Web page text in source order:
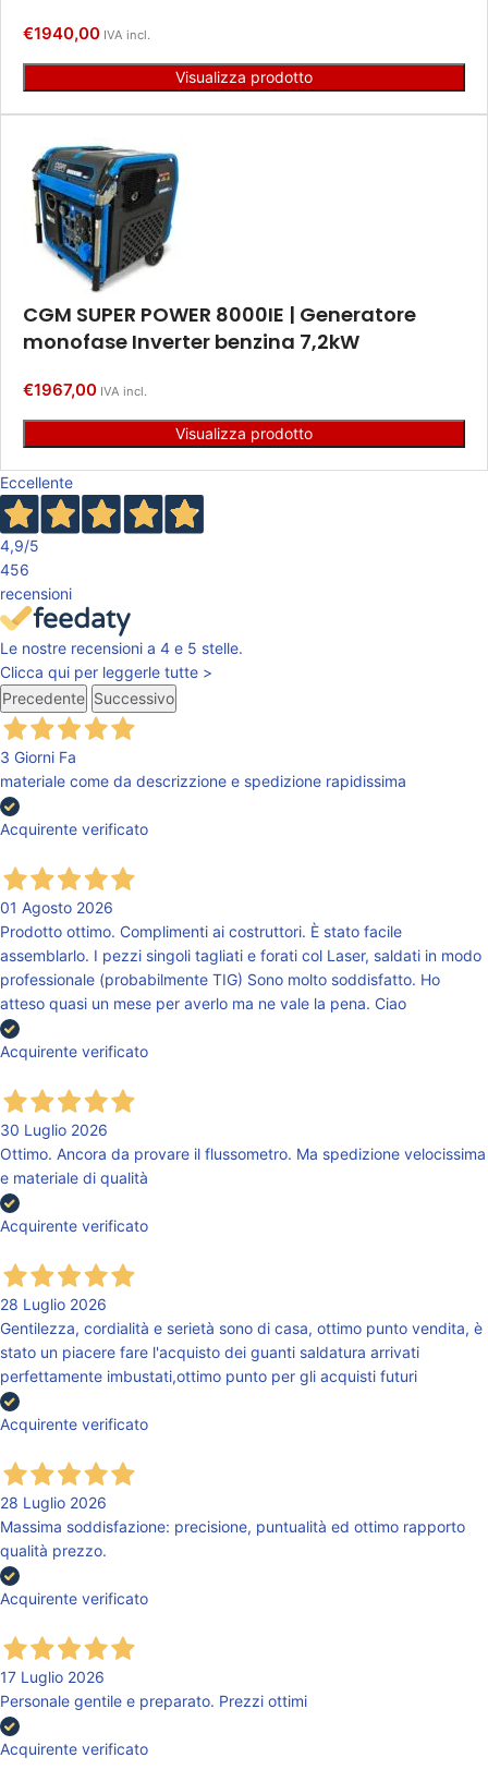
€1940,00 IVA incl.
Visualizza prodotto
CGM SUPER POWER 8000IE | Generatore
monofase Inverter benzina 7,2kW
€1967,00 IVA incl.
Visualizza prodotto
Eccellente
4,9/5
456
recensioni
Le nostre recensioni a 4 e 5 stelle.
Clicca qui per leggerle tutte >
Precedente Successivo
3 Giorni Fa
materiale come da descrizzione e spedizione rapidissima
Acquirente verificato
01 Agosto 2026
Prodotto ottimo. Complimenti ai costruttori. È stato facile
assemblarlo. I pezzi singoli tagliati e forati col Laser, saldati in modo
professionale (probabilmente TIG) Sono molto soddisfatto. Ho
atteso quasi un mese per averlo ma ne vale la pena. Ciao
Acquirente verificato
30 Luglio 2026
Ottimo. Ancora da provare il flussometro. Ma spedizione velocissima
e materiale di qualità
Acquirente verificato
28 Luglio 2026
Gentilezza, cordialità e serietà sono di casa, ottimo punto vendita, è
stato un piacere fare l'acquisto dei guanti saldatura arrivati
perfettamente imbustati,ottimo punto per gli acquisti futuri
Acquirente verificato
28 Luglio 2026
Massima soddisfazione: precisione, puntualità ed ottimo rapporto
qualità prezzo.
Acquirente verificato
17 Luglio 2026
Personale gentile e preparato. Prezzi ottimi
Acquirente verificato